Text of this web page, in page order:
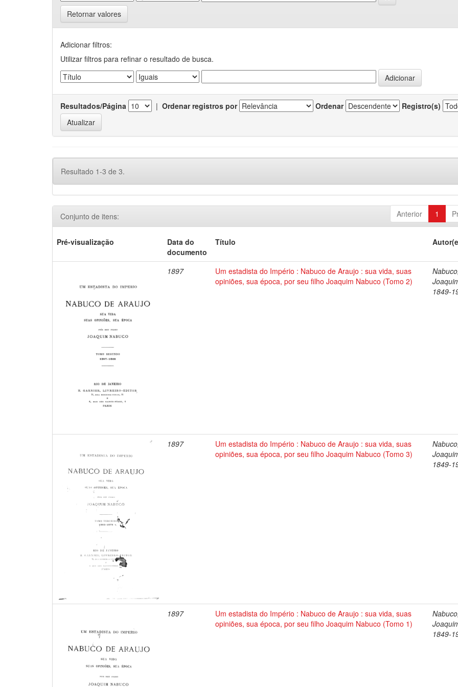
Retornar valores
Adicionar filtros:
Utilizar filtros para refinar o resultado de busca.
Resultados/Página | Ordenar registros por Ordenar Registro(s)
Resultado 1-3 de 3.
Anterior 1
Conjunto de itens:
Pré-visualização
Data do
documento
Título
1897
Um estadista do Império : Nabuco de Araujo : sua vida, suas
opiniões, sua época, por seu filho Joaquim Nabuco (Tomo 2)
Nabuco,
1849-
1897
Um estadista do Império : Nabuco de Araujo : sua vida, suas
opiniões, sua época, por seu filho Joaquim Nabuco (Tomo 3)
Nabuco,
1849-
1897
Um estadista do Império : Nabuco de Araujo : sua vida, suas
opiniões, sua época, por seu filho Joaquim Nabuco (Tomo 1)
Nabuco,
1849-